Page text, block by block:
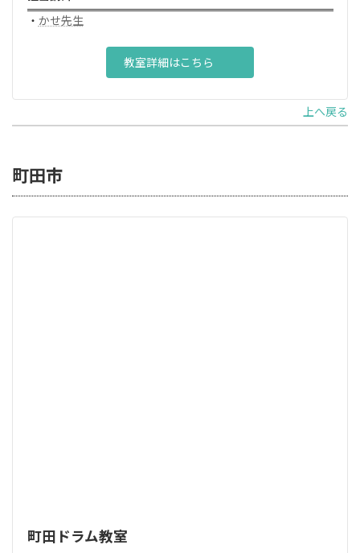
・ かせ先生
教室詳細はこちら
上へ戻る
町田市
町田ドラム教室